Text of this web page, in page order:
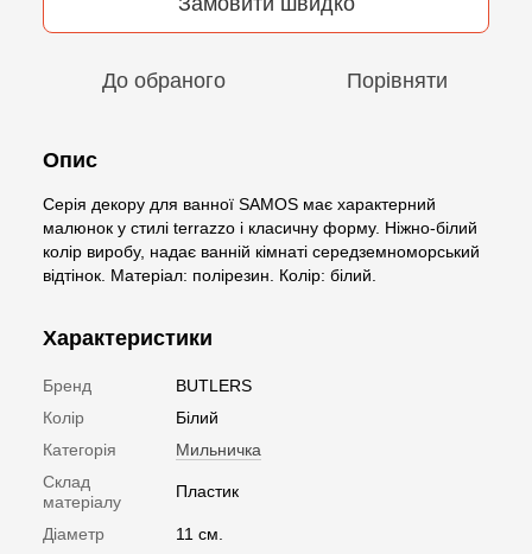
До обраного Порівняти
Опис
Серія декору для ванної SAMOS має характерний
малюнок у стилі terrazzo і класичну форму. Ніжно-білий
колір виробу, надає ванній кімнаті середземноморський
відтінок. Матеріал: полірезин. Колір: білий.
Характеристики
Бренд
BUTLERS
Колір
Білий
Категорія
Мильничка
Склад
матеріалу
Пластик
Діаметр
11 см.